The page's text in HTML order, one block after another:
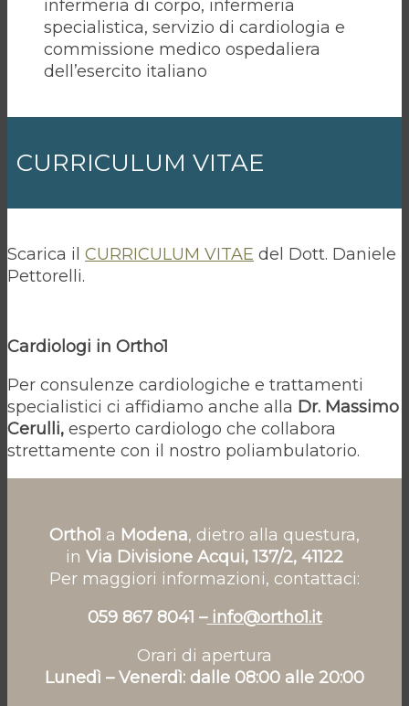
infermeria di corpo, infermeria
specialistica, servizio di cardiologia e
commissione medico ospedaliera
dell’esercito italiano
CURRICULUM VITAE
Scarica il CURRICULUM VITAE del Dott. Daniele
Pettorelli.
Cardiologi in Ortho1
Per consulenze cardiologiche e trattamenti
specialistici ci affidiamo anche alla Dr. Massimo
Cerulli, esperto cardiologo che collabora
strettamente con il nostro poliambulatorio.
Ortho1 a Modena, dietro alla questura,
in Via Divisione Acqui, 137/2, 41122
Per maggiori informazioni, contattaci:
059 867 8041 –info@ortho1.it
Orari di apertura
Lunedì – Venerdì: dalle 08:00 alle 20:00